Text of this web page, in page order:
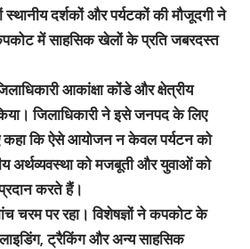
स्थानीय दर्शकों और पर्यटकों की मौजूदगी ने
में साहसिक खेलों के प्रति जबरदस्त
आकांक्षा कोंडे और क्षेत्रीय
जिलाधिकारी ने इसे जनपद के लिए
कहा कि ऐसे आयोजन न केवल पर्यटन को
अर्थव्यवस्था को मजबूती और युवाओं को
करते हैं।
चरम पर रहा। विशेषज्ञों ने कपकोट के
ट्रैकिंग और अन्य साहसिक